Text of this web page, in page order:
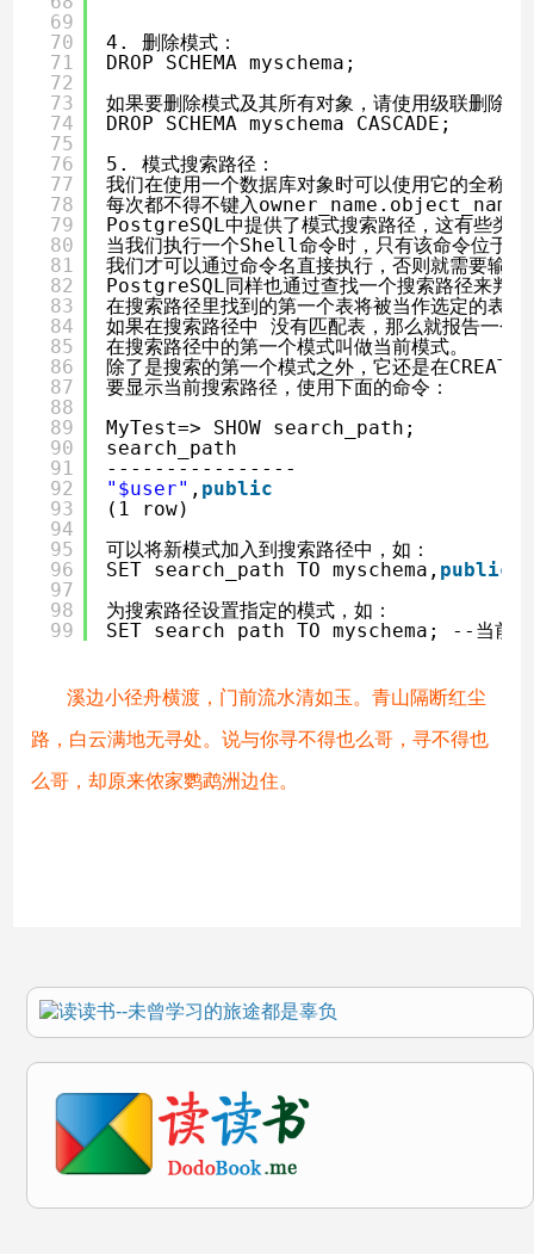
69
70
71
72
73
74
75
76
77
78
79
80
81
82
83
84
85
86
87
88
89
90
91
92
93
94
95
96
97
98
99
4. 删除模式：
DROP SCHEMA myschema;
如果要删除模式及其所有对象，请使用级联删除：
DROP SCHEMA myschema CASCADE;
5. 模式搜索路径：
我们在使用一个数据库对象时可以使用它的全称
每次都不得不键入owner_name.object_name
PostgreSQL中提供了模式搜索路径，这有些类
当我们执行一个Shell命令时，只有该命令位于
我们才可以通过命令名直接执行，否则就需要输入
PostgreSQL同样也通过查找一个搜索路径来判
在搜索路径里找到的第一个表将被当作选定的表。
如果在搜索路径中 没有匹配表，那么就报告一个
在搜索路径中的第一个模式叫做当前模式。
除了是搜索的第一个模式之外，它还是在
要显示当前搜索路径，使用下面的命令：
MyTest=> SHOW search_path;
search_path
----------------
"$user" , public
(1 row)
可以将新模式加入到搜索路径中，如：
SET search_path TO myschema, public
为搜索路径设置指定的模式，如：
SET search_path TO myschema; --当前搜索
溪边小径舟横渡，门前流水清如玉。青山隔断红尘
路，白云满地无寻处。说与你寻不得也么哥，寻不得也
么哥，却原来侬家鹦鹉洲边住。